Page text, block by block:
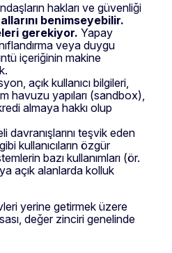
hakları ve güvenliği
benimseyebilir.
gerekiyor. Yapay
veya duygu
içeriğinin makine
açık kullanıcı bilgileri,
havuzu yapıları (sandbox),
almaya hakkı olup
davranışlarını teşvik eden
kullanıcıların özgür
bazı kullanımları (ör.
açık alanlarda kolluk
yerine getirmek üzere
değer zinciri genelinde